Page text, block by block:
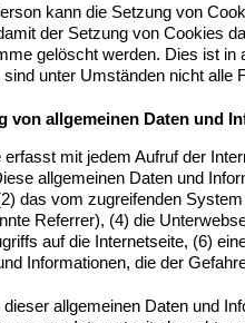
kann die Setzung von
der Setzung von Cookies
gelöscht werden. Dies ist
unter Umständen nicht alle
von allgemeinen Daten und
erfasst mit jedem Aufruf der
allgemeinen Daten und
das vom zugreifenden
Referrer), (4) die
auf die Internetseite, (6)
Informationen, die der
allgemeinen Daten und